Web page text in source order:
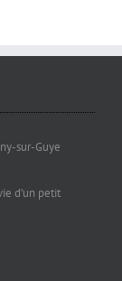
sur-Guye
d’un petit